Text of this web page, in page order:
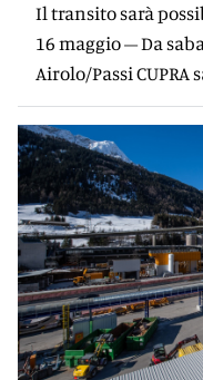
Il transito sarà
16 maggio – Da
Airolo/Passi